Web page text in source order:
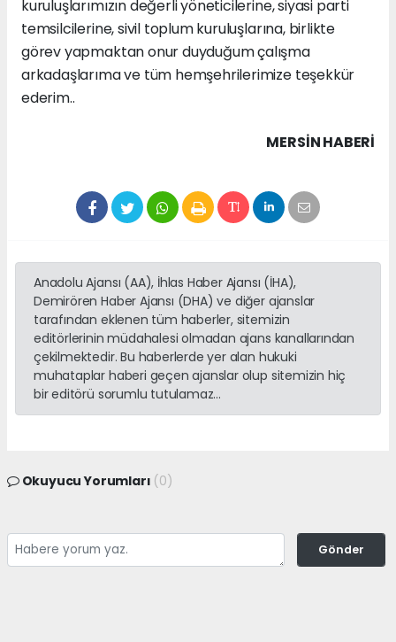
kuruluşlarımızın değerli yöneticilerine, siyasi parti
temsilcilerine, sivil toplum kuruluşlarına, birlikte
görev yapmaktan onur duyduğum çalışma
arkadaşlarıma ve tüm hemşehrilerimize teşekkür
ederim..
MERSIN HABERİ
Anadolu Ajansı (AA), İhlas Haber Ajansı (İHA),
Demirören Haber Ajansı (DHA) ve diğer ajanslar
tarafından eklenen tüm haberler, sitemizin
editörlerinin müdahalesi olmadan ajans kanallarından
çekilmektedir. Bu haberlerde yer alan hukuki
muhataplar haberi geçen ajanslar olup sitemizin hiç
bir editörü sorumlu tutulamaz...
Okuyucu Yorumları (0)
Gönder